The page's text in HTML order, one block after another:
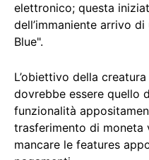
elettronico; questa
dell’immaniente arrivo
Blue".
L’obiettivo della creatura
dovrebbe essere quello
funzionalità
trasferimento di moneta
mancare le features